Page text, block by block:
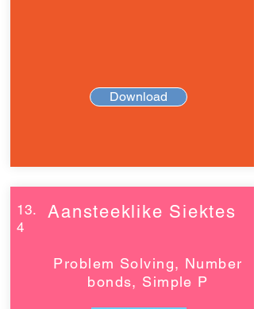
Download
13.
4
Aansteeklike Siektes
Problem Solving, Number
bonds, Simple P